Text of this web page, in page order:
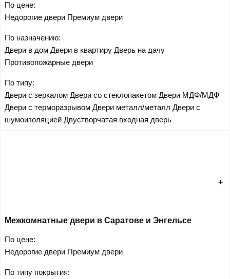
По цене:
Недорогие двери Премиум двери
По назначению:
Двери в дом Двери в квартиру Дверь на дачу
Противопожарные двери
По типу:
Двери с зеркалом Двери со стеклопакетом Двери МДФ/МДФ
Двери с терморазрывом Двери металл/металл Двери с
шумоизоляцией Двустворчатая входная дверь
Межкомнатные двери в Саратове и Энгельсе
По цене:
Недорогие двери Премиум двери
По типу покрытия: